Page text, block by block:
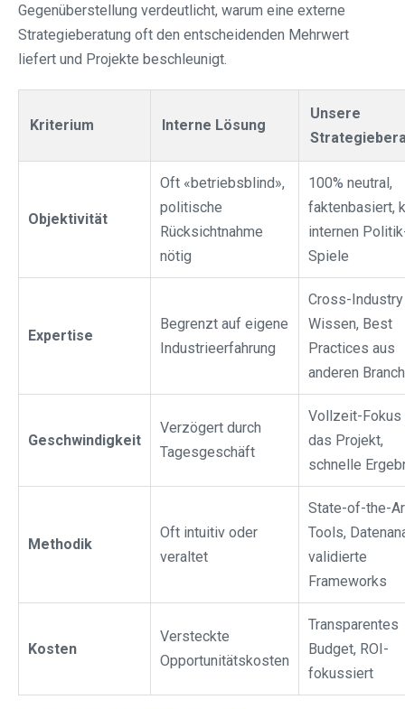
Gegenüberstellung verdeutlicht, warum eine externe
Strategieberatung oft den entscheidenden Mehrwert
liefert und Projekte beschleunigt.
Kriterium Interne Lösung
Unsere
Objektivität
Oft «betriebsblind»,
politische
Rücksichtnahme
nötig
100% neutral,
faktenbasiert,
internen
Spiele
Expertise
Begrenzt auf eigene
Industrieerfahrung
Cross-Industry
Wissen, Best
Practices aus
anderen
Geschwindigkeit
Verzögert durch
Tagesgeschäft
Vollzeit-Fokus
das Projekt,
schnelle
Methodik
Oft intuitiv oder
veraltet
State-of-the-
Tools,
validierte
Frameworks
Kosten
Versteckte
Opportunitätskosten
Transparentes
Budget, ROI-
fokussiert